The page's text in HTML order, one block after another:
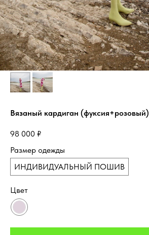
Вязаный кардиган (фуксия+розовый)
98 000 ₽
Размер одежды
ИНДИВИДУАЛЬНЫЙ ПОШИВ
Цвет